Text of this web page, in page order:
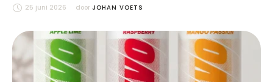
25 juni 2026 door JOHAN VOETS